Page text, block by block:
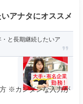
アナタにオススメ
と長期継続したいア
※カンタンな入力が